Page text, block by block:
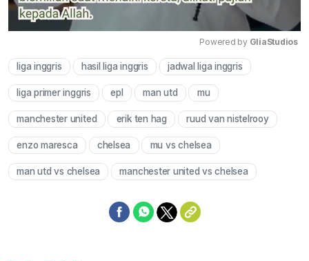
Powered by GliaStudios
liga inggris hasil liga inggris jadwal liga inggris
liga primer inggris epl man utd mu
manchester united erik ten hag ruud van nistelrooy
enzo maresca chelsea mu vs chelsea
man utd vs chelsea manchester united vs chelsea